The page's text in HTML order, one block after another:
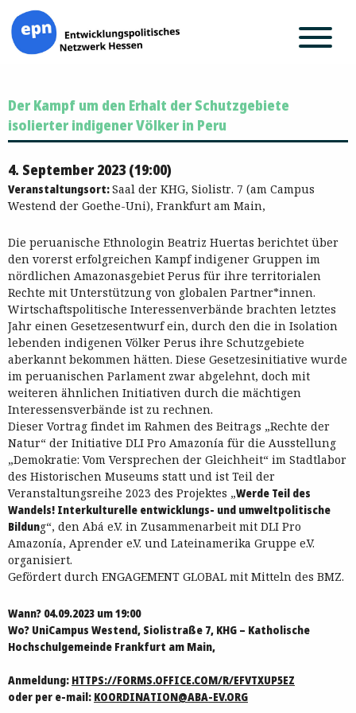
Inhalt
springen
Der Kampf um den Erhalt der Schutzgebiete
isolierter indigener Völker in Peru
4. September 2023 (19:00)
Veranstaltungsort:Saal der KHG, Siolistr. 7 (am Campus
Westend der Goethe-Uni), Frankfurt am Main,
Die peruanische Ethnologin Beatriz Huertas berichtet über
den vorerst erfolgreichen Kampf indigener Gruppen im
nördlichen Amazonasgebiet Perus für ihre territorialen
Rechte mit Unterstützung von globalen Partner*innen.
Wirtschaftspolitische Interessenverbände brachten letztes
Jahr einen Gesetzesentwurf ein, durch den die in Isolation
lebenden indigenen Völker Perus ihre Schutzgebiete
aberkannt bekommen hätten. Diese Gesetzesinitiative wurde
im peruanischen Parlament zwar abgelehnt, doch mit
weiteren ähnlichen Initiativen durch die mächtigen
Interessensverbände ist zu rechnen.
Dieser Vortrag findet im Rahmen des Beitrags „Rechte der
Natur“ der Initiative DLI Pro Amazonía für die Ausstellung
„Demokratie: Vom Versprechen der Gleichheit“ im Stadtlabor
des Historischen Museums statt und ist Teil der
Veranstaltungsreihe 2023 des Projektes „Werde Teil des
Wandels! Interkulturelle entwicklungs- und umweltpolitische
Bildung“, den Abá e.V. in Zusammenarbeit mit DLI Pro
Amazonía, Aprender e.V. und Lateinamerika Gruppe e.V.
organisiert.
Gefördert durch ENGAGEMENT GLOBAL mit Mitteln des BMZ.
Wann? 04.09.2023 um 19:00
Wo? UniCampus Westend, Siolistraße 7, KHG – Katholische
Hochschulgemeinde Frankfurt am Main,
Anmeldung: HTTPS://FORMS.OFFICE.COM/R/EFVTXUP5EZ
oder per e-mail: KOORDINATION@ABA-EV.ORG